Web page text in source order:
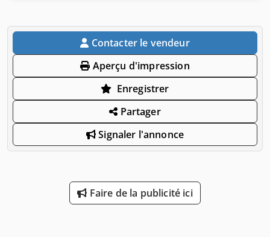
Contacter le vendeur
Aperçu d'impression
Enregistrer
Partager
Signaler l'annonce
Faire de la publicité ici